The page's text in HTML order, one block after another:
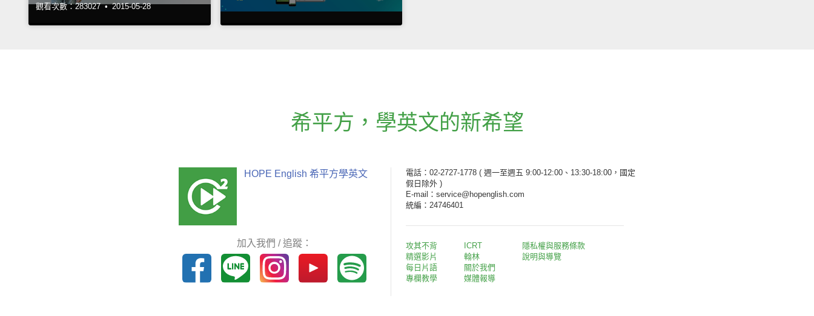
觀看次數：283027 • 2015-05-28
希平方 ， 學英文的新希望
HOPE English 希平方學英文
加入我們 / 追蹤：
電話：02-2727-1778 ( 週一至週五 9:00-12:00、13:30-18:00，國定
假日除外 )
E-mail：service@hopenglish.com
統編：24746401
攻其不背
精選影片
每日片語
專欄教學
ICRT
翰林
關於我們
媒體報導
隱私權與服務條款
說明與導覽